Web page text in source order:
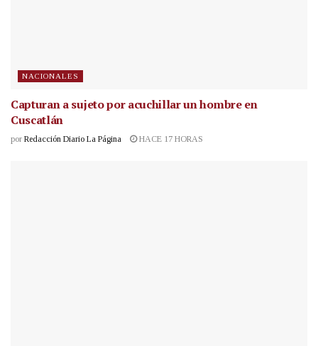
NACIONALES
Capturan a sujeto por acuchillar un hombre en
Cuscatlán
por Redacción Diario La Página HACE 17 HORAS